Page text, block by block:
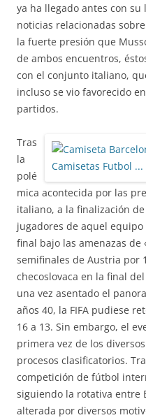
ya ha llegado antes con
noticias relacionadas
la fuerte presión que
de ambos encuentros,
con el conjunto italiano,
incluso se vio favorecido
partidos.
Tras
la
polé
mica acontecida por las
italiano, a la finalización
jugadores de aquel
final bajo las amenazas de
semifinales de Austria por
checoslovaca en la final
una vez asentado el
años 40, la FIFA pudiese
16 a 13. Sin embargo, el
primera vez de los
procesos clasificatorios.
competición de fútbol
siguiendo la rotativa entre
alterada por diversos